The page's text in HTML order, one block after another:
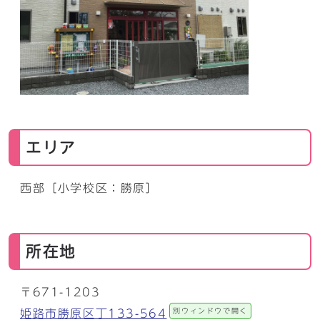
エリア
西部［小学校区：勝原］
所在地
〒671-1203
姫路市勝原区丁133-564
別ウィンドウで開く